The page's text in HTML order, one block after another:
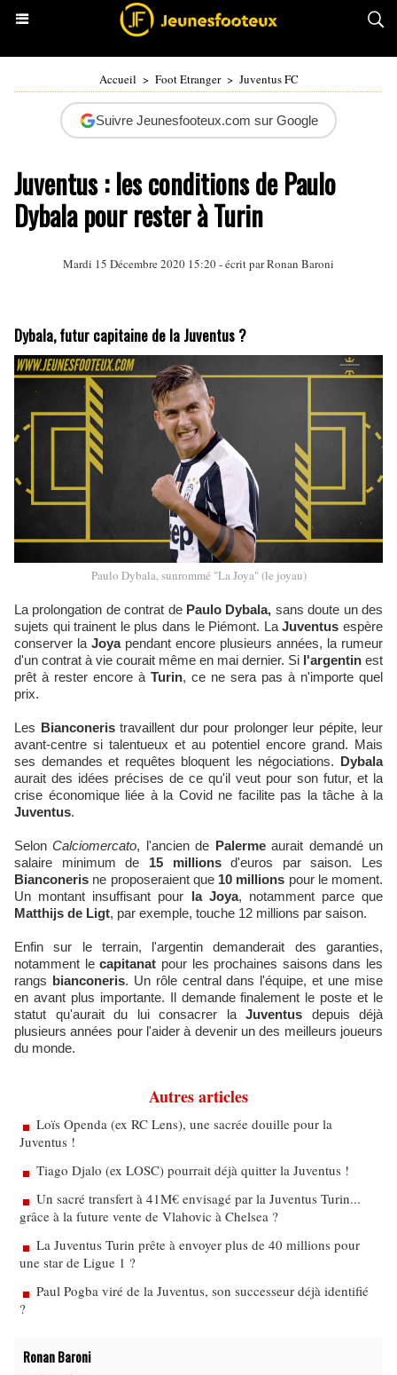
Accueil > Foot Etranger > Juventus FC
Suivre Jeunesfooteux.com sur Google
Juventus : les conditions de Paulo
Dybala pour rester à Turin
Mardi 15 Décembre 2020 15:20 - écrit parRonan Baroni
Dybala, futur capitaine de la Juventus ?
Paulo Dybala, sunrommé "La Joya" (le joyau)
La prolongation de contrat de Paulo Dybala, sans doute un des
sujets qui trainent le plus dans le Piémont. LaJuventus espère
conserver la Joyapendant encore plusieurs années, la rumeur
d'un contrat à vie courait même en mai dernier. Si l'argentin est
prêt à rester encore à Turin, ce ne sera pas à n'importe quel
prix.
Les Bianconeristravaillent dur pour prolonger leur pépite, leur
avant-centre si talentueux et au potentiel encore grand. Mais
ses demandes et requêtes bloquent les négociations. Dybala
aurait des idées précises de ce qu'il veut pour son futur, et la
crise économique liée à la Covid ne facilite pas la tâche à la
Juventus.
SelonCalciomercato, l'ancien de Palermeaurait demandé un
salaire minimum de 15 millionsd'euros par saison. Les
Bianconeris ne proposeraient que 10 millions pour le moment.
Un montant insuffisant pour la Joya, notamment parce que
Matthijs de Ligt, par exemple, touche 12 millions par saison.
Enfin sur le terrain, l'argentin demanderait des garanties,
notamment lecapitanat pour les prochaines saisons dans les
rangs bianconeris. Un rôle central dans l'équipe, et une mise
en avant plus importante. Il demande finalement le poste et le
statut qu'aurait du lui consacrer la Juventus depuis déjà
plusieurs années pour l'aider à devenir un des meilleurs joueurs
du monde.
Autres articles
Loïs Openda (ex RC Lens), une sacrée douille pour la
Juventus !
Tiago Djalo (ex LOSC) pourrait déjà quitter la Juventus !
Un sacré transfert à 41M€ envisagé par la Juventus Turin...
grâce à la future vente de Vlahovic à Chelsea ?
La Juventus Turin prête à envoyer plus de 40 millions pour
une star de Ligue 1 ?
Paul Pogba viré de la Juventus, son successeur déjà identifié
?
Ronan Baroni